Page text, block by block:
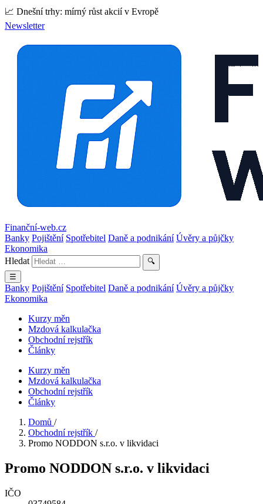
📈 Dnešní trhy: mírný růst akcií v Evropě
Newsletter
Finanční-web.cz
Banky Pojištění Spotřebitel Daně a podnikání Úvěry a půjčky
Ekonomika
Hledat
🔍
☰
Banky Pojištění Spotřebitel Daně a podnikání Úvěry a půjčky
Ekonomika
Kurzy měn
Mzdová kalkulačka
Obchodní rejstřík
Články
Kurzy měn
Mzdová kalkulačka
Obchodní rejstřík
Články
Domů /
Obchodní rejstřík /
Promo NODDON s.r.o. v likvidaci
Promo NODDON s.r.o. v likvidaci
IČO